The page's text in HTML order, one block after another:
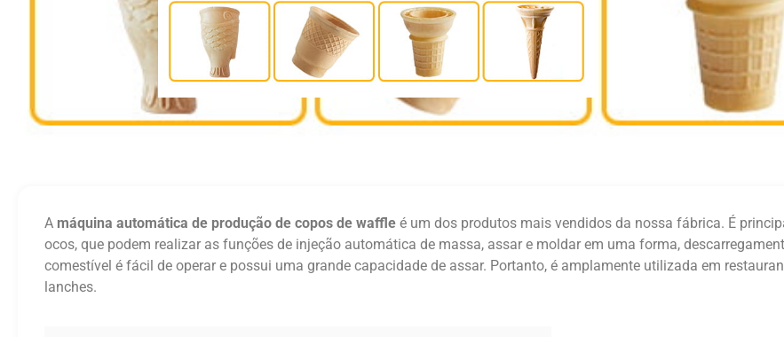
A máquina automática de produção de copos de waffle é um dos produtos mais vendidos da nossa fábrica. É
ocos, que podem realizar as funções de injeção automática de massa, assar e moldar em uma forma,
comestível é fácil de operar e possui uma grande capacidade de assar. Portanto, é amplamente utilizada em
lanches.